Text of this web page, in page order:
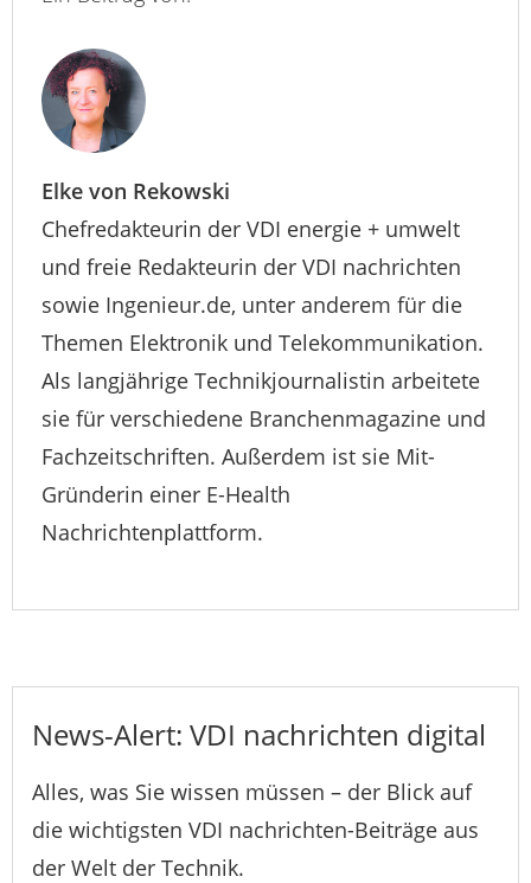
Elke von Rekowski
Chefredakteurin der VDI energie + umwelt
und freie Redakteurin der VDI nachrichten
sowie Ingenieur.de, unter anderem für die
Themen Elektronik und Telekommunikation.
Als langjährige Technikjournalistin arbeitete
sie für verschiedene Branchenmagazine und
Fachzeitschriften. Außerdem ist sie Mit-
Gründerin einer E-Health
Nachrichtenplattform.
News-Alert: VDI nachrichten digital
Alles, was Sie wissen müssen – der Blick auf
die wichtigsten VDI nachrichten-Beiträge aus
der Welt der Technik.